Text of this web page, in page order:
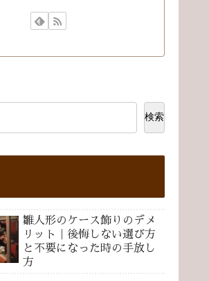
検索
雛人形のケース飾りのデメ
リット｜後悔しない選び方
と不要になった時の手放し
方